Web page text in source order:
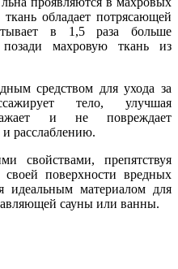
обладает потрясающей
в 1,5 раза больше
позади махровую ткань из
средством для ухода за
тело, улучшая
и не повреждает
расслаблению.
свойствами, препятствуя
поверхности вредных
материалом для
сауны или ванны.